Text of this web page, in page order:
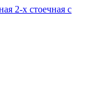
2-х стоечная с